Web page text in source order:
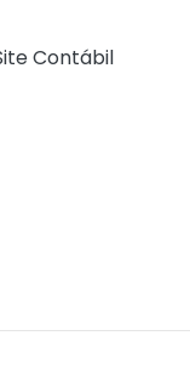
Contábil